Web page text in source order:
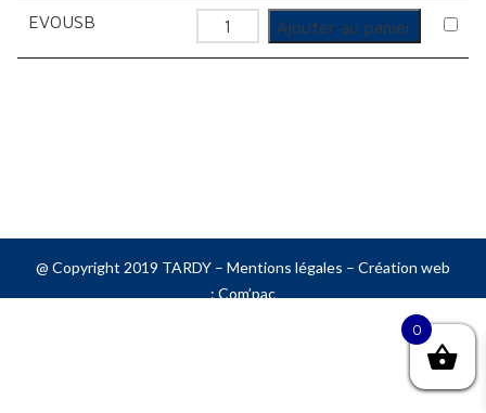
EVOUSB
quantité
de
Ajouter au panier
@ Copyright 2019 TARDY – Mentions légales – Création web
: Com’pac
0